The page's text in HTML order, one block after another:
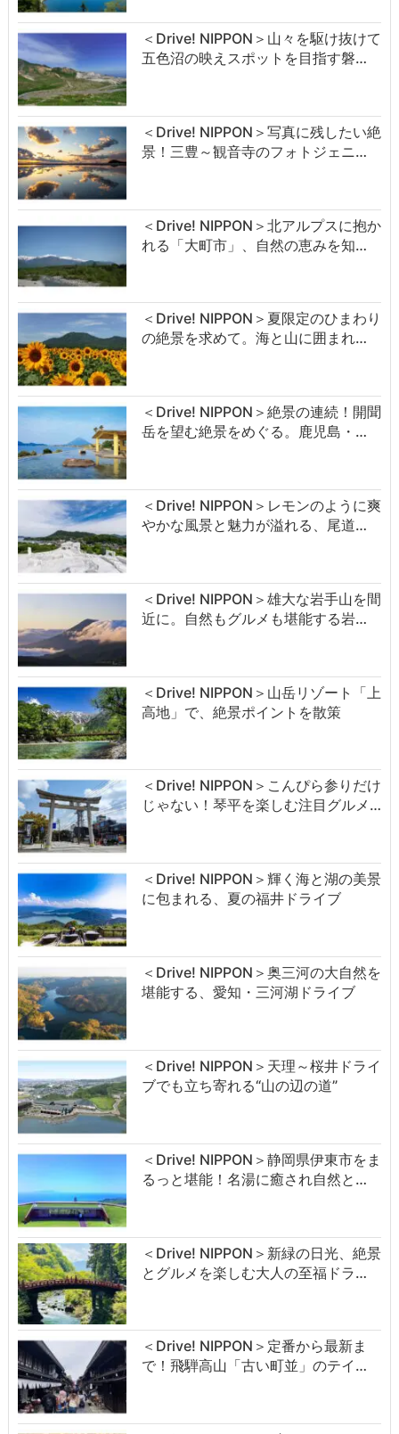
＜Drive! NIPPON＞山々を駆け抜けて
五色沼の映えスポットを目指す磐…
＜Drive! NIPPON＞写真に残したい絶
景！三豊～観音寺のフォトジェニ…
＜Drive! NIPPON＞北アルプスに抱か
れる「大町市」、自然の恵みを知…
＜Drive! NIPPON＞夏限定のひまわり
の絶景を求めて。海と山に囲まれ…
＜Drive! NIPPON＞絶景の連続！開聞
岳を望む絶景をめぐる。鹿児島・…
＜Drive! NIPPON＞レモンのように爽
やかな風景と魅力が溢れる、尾道…
＜Drive! NIPPON＞雄大な岩手山を間
近に。自然もグルメも堪能する岩…
＜Drive! NIPPON＞山岳リゾート「上
高地」で、絶景ポイントを散策
＜Drive! NIPPON＞こんぴら参りだけ
じゃない！琴平を楽しむ注目グルメ…
＜Drive! NIPPON＞輝く海と湖の美景
に包まれる、夏の福井ドライブ
＜Drive! NIPPON＞奥三河の大自然を
堪能する、愛知・三河湖ドライブ
＜Drive! NIPPON＞天理～桜井ドライ
ブでも立ち寄れる“山の辺の道”
＜Drive! NIPPON＞静岡県伊東市をま
るっと堪能！名湯に癒され自然と…
＜Drive! NIPPON＞新緑の日光、絶景
とグルメを楽しむ大人の至福ドラ…
＜Drive! NIPPON＞定番から最新ま
で！飛騨高山「古い町並」のテイ…